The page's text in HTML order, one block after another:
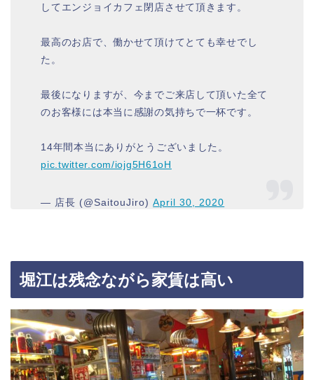
してエンジョイカフェ閉店させて頂きます。
最高のお店で、働かせて頂けてとても幸せでし
た。
最後になりますが、今までご来店して頂いた全て
のお客様には本当に感謝の気持ちで一杯です。
14年間本当にありがとうございました。
pic.twitter.com/iojg5H61oH
— 店長 (@SaitouJiro)April 30, 2020
堀江は残念ながら家賃は高い